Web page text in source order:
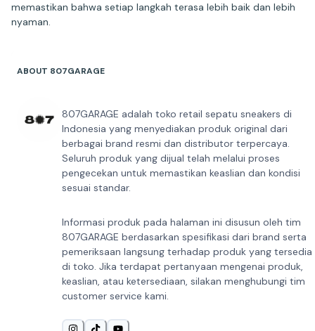
memastikan bahwa setiap langkah terasa lebih baik dan lebih
nyaman.
ABOUT 807GARAGE
807GARAGE adalah toko retail sepatu sneakers di
Indonesia yang menyediakan produk original dari
berbagai brand resmi dan distributor terpercaya.
Seluruh produk yang dijual telah melalui proses
pengecekan untuk memastikan keaslian dan kondisi
sesuai standar.
Informasi produk pada halaman ini disusun oleh tim
807GARAGE berdasarkan spesifikasi dari brand serta
pemeriksaan langsung terhadap produk yang tersedia
di toko. Jika terdapat pertanyaan mengenai produk,
keaslian, atau ketersediaan, silakan menghubungi tim
customer service kami.